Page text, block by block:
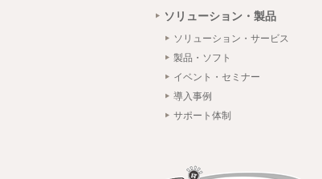
ソリューション・製品
ソリューション・サービス
製品・ソフト
イベント・セミナー
導入事例
サポート体制